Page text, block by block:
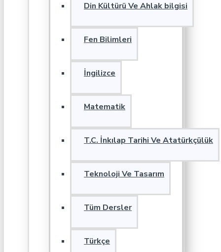
Din Kültürü Ve Ahlak bilgisi
Fen Bilimleri
İngilizce
Matematik
T.C. İnkılap Tarihi Ve Atatürkçülük
Teknoloji Ve Tasarım
Tüm Dersler
Türkçe